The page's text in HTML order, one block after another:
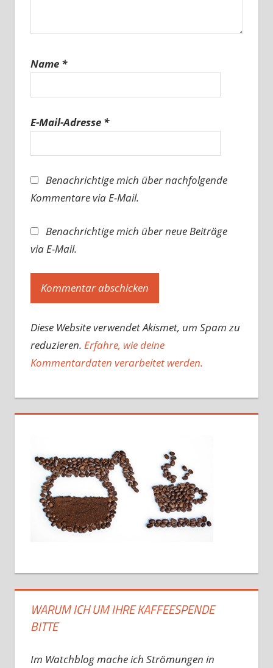
Name *
E-Mail-Adresse *
Benachrichtige mich über nachfolgende
Kommentare via E-Mail.
Benachrichtige mich über neue Beiträge
via E-Mail.
Diese Website verwendet Akismet, um Spam zu
reduzieren. Erfahre, wie deine
Kommentardaten verarbeitet werden.
WARUM ICH UM IHRE KAFFEESPENDE
BITTE
Im Watchblog mache ich Strömungen in